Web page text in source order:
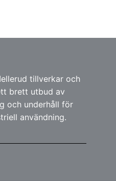
tillverkar och
brett utbud av
och underhåll för
användning.